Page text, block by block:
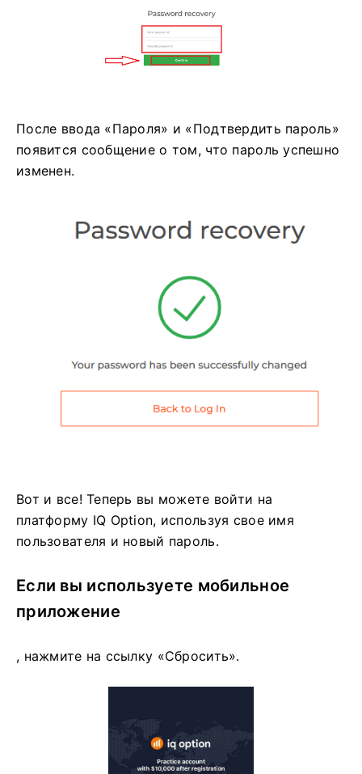
После ввода «Пароля» и «Подтвердить пароль»
появится сообщение о том, что пароль успешно
изменен.
Вот и все! Теперь вы можете войти на
платформу IQ Option, используя свое имя
пользователя и новый пароль.
Если вы используете мобильное
приложение
, нажмите на ссылку «Сбросить».